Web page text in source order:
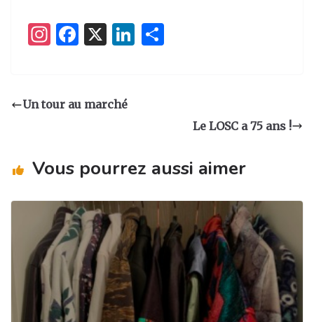
I
a
m
F
e
o
X
Li
Un tour au marché
Le LOSC a 75 ans !
Vous pourrez aussi aimer